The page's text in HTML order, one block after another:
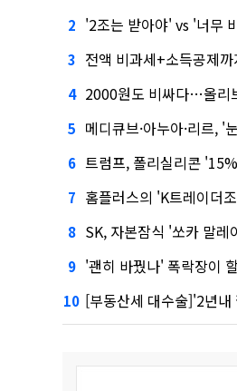
2 '2조는 받아야' vs '너무 비싸다
3 전액 비과세+소득공제
4 2000원도 비싸다…올리브영, 다이
5 메디큐브·아누아·리르, '눈
6 트럼프, 폴리실리콘 '15% 관세' 검
7 홈플러스의 'K트레이더조' 계
8 SK, 자본잠식 '쏘카 말레
9 '괜히 바꿨나' 폭락장이 할퀸 DC
10 [부동산세 대수술]'2년내 팔